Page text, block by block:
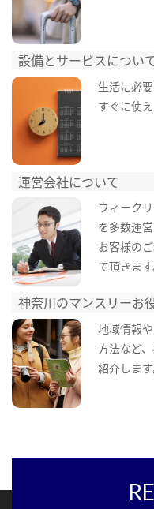
設備とサービスについ
生活に必
すぐに使
運営会社について
ウィーク
を多数運営
お客様の
て頂きます
神奈川のマンスリーお
地域情報
方法など
紹介します